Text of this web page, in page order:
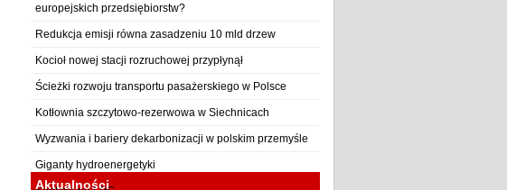
europejskich przedsiębiorstw?
Redukcja emisji równa zasadzeniu 10 mld drzew
Kocioł nowej stacji rozruchowej przypłynął
Ścieżki rozwoju transportu pasażerskiego w Polsce
Kotłownia szczytowo-rezerwowa w Siechnicach
Wyzwania i bariery dekarbonizacji w polskim przemyśle
Giganty hydroenergetyki
Aktualności